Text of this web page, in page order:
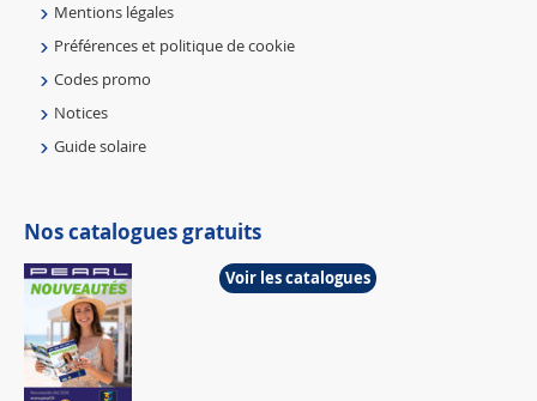
Mentions légales
Préférences et politique de cookie
Codes promo
Notices
Guide solaire
Nos catalogues gratuits
Voir les catalogues